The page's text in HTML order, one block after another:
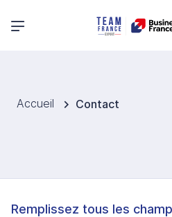
Menu principal
Accueil Contact
Remplissez tous les